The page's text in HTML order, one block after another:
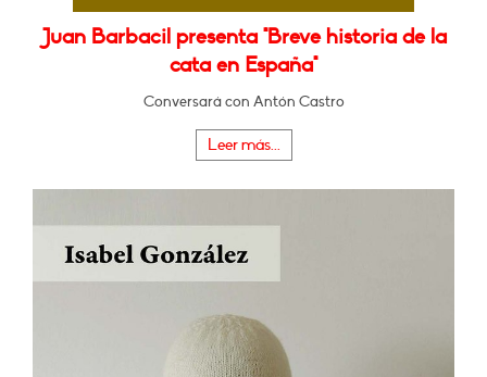
Juan Barbacil presenta "Breve historia de la
cata en España"
Conversará con Antón Castro
Leer más...